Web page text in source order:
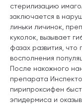
стерилизацию
заключается в
линьки личинок,
куколок, вызывает
фазах развития,
восполнения
После накожного
препарата
пирипроксифен
эпидермиса и